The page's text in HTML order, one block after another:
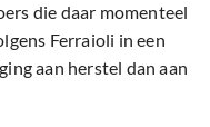
die daar momenteel
Ferraioli in een
aan herstel dan aan